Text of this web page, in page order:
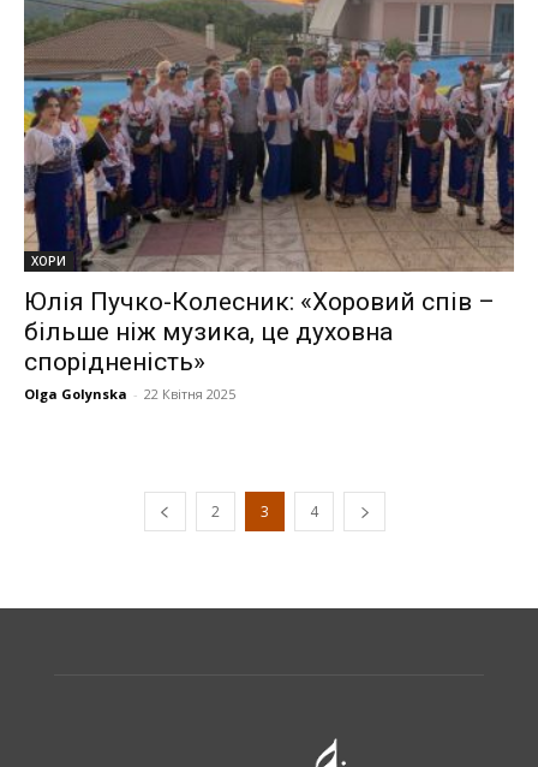
ХОРИ
Юлія Пучко-Колесник: «Хоровий спів –
більше ніж музика, це духовна
спорідненість»
Olga Golynska - 22 Квітня 2025
2 3 4